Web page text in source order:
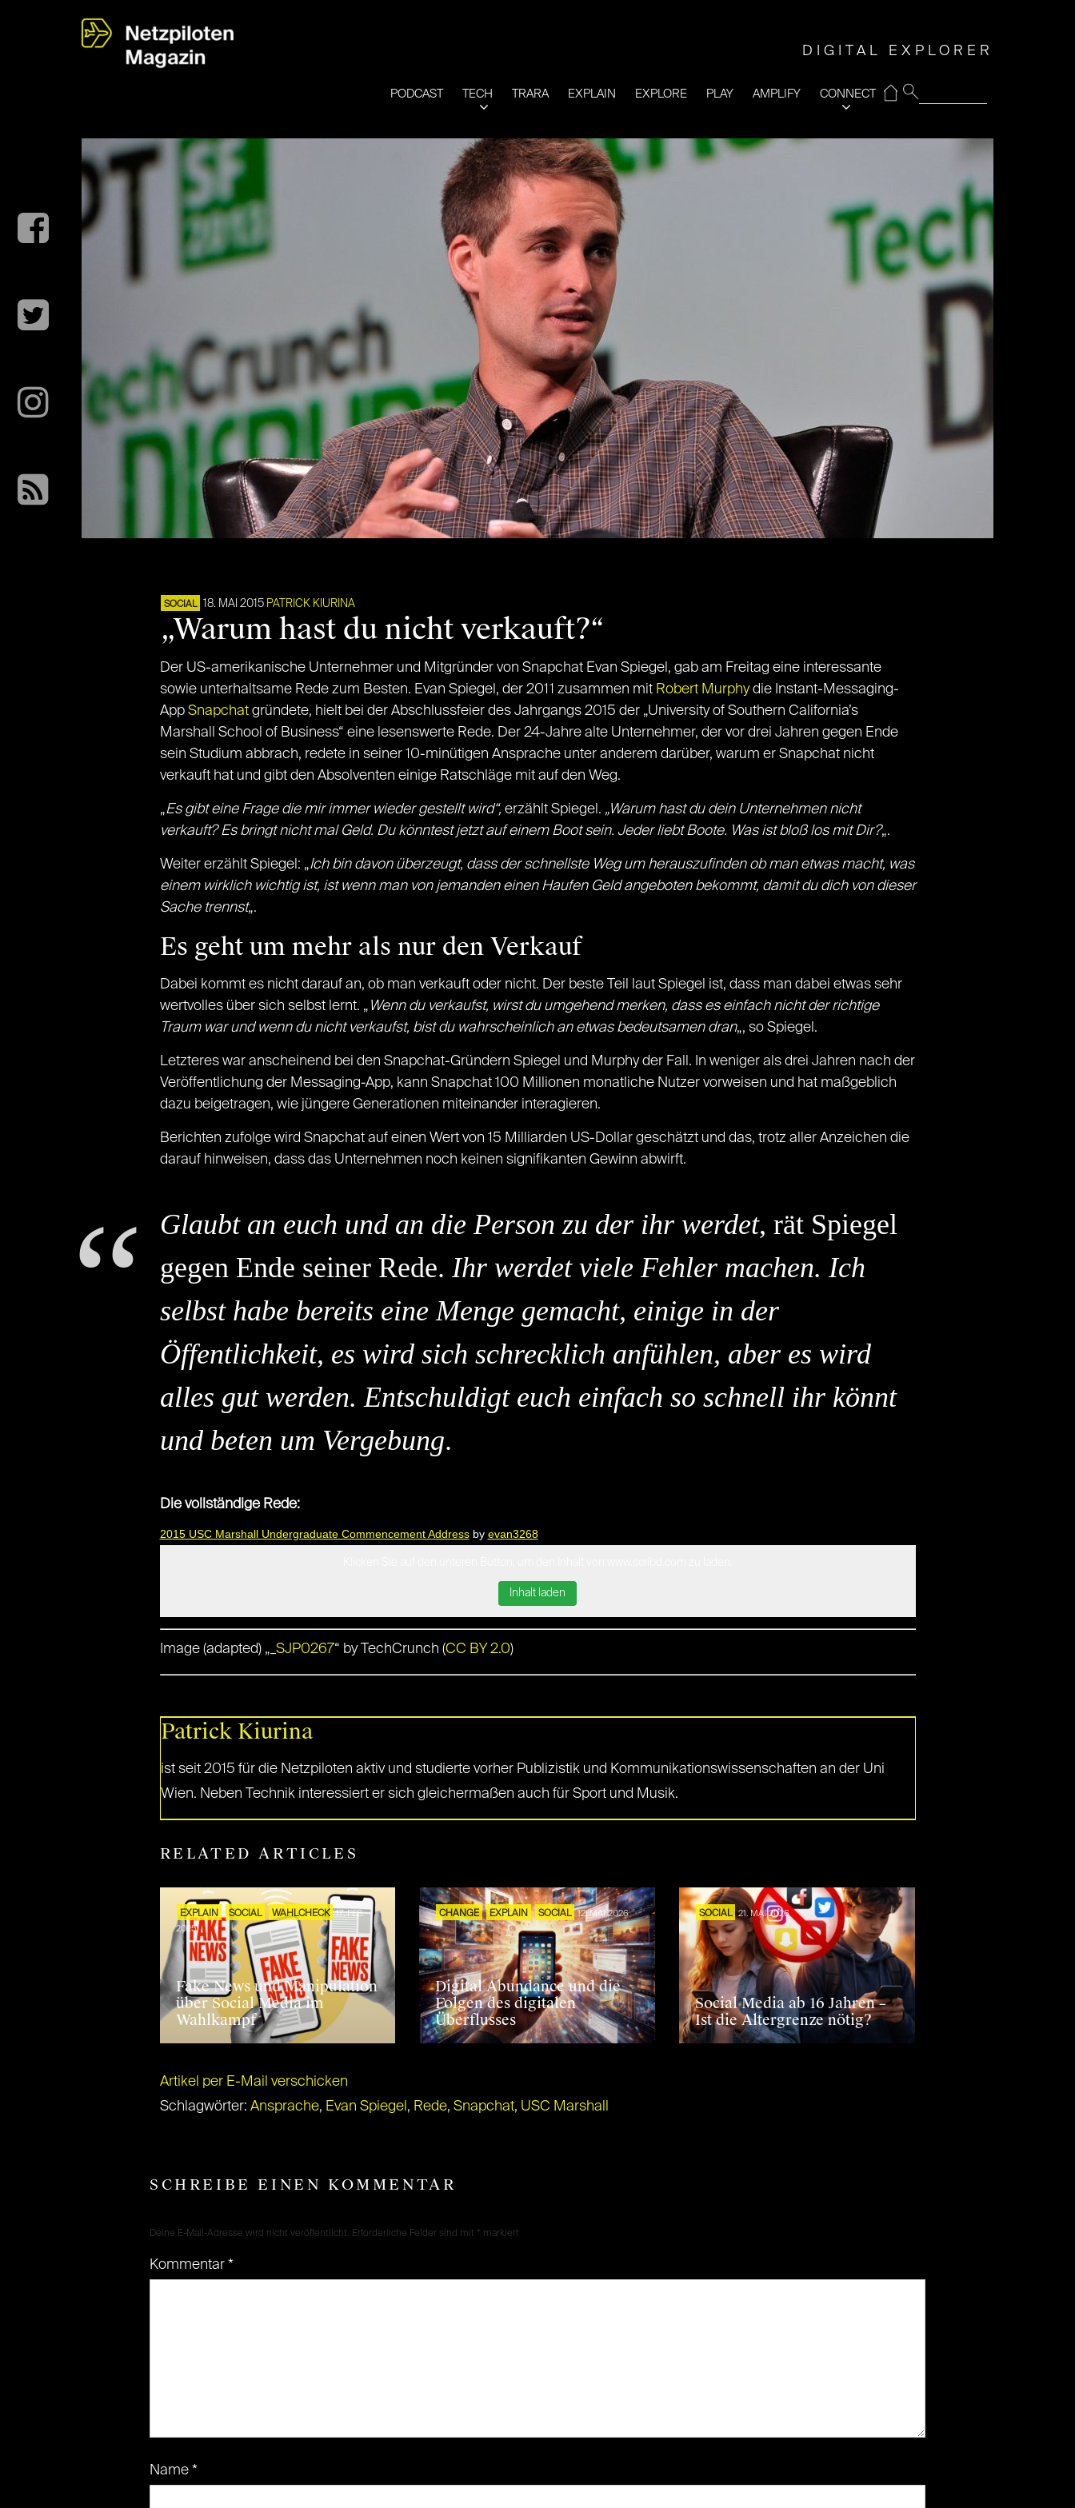
DIGITAL EXPLORER
PODCAST TECH TRARA EXPLAIN EXPLORE PLAY AMPLIFY CONNECT
⌂
SOCIAL 18. MAI 2015 PATRICK KIURINA
„Warum hast du nicht verkauft?“
Der US-amerikanische Unternehmer und Mitgründer von Snapchat Evan Spiegel, gab am Freitag eine interessante
sowie unterhaltsame Rede zum Besten. Evan Spiegel, der 2011 zusammen mit Robert Murphydie Instant-Messaging-
App Snapchat gründete, hielt bei der Abschlussfeier des Jahrgangs 2015 der „University of Southern California’s
Marshall School of Business“ eine lesenswerte Rede. Der 24-Jahre alte Unternehmer, der vor drei Jahren gegen Ende
sein Studium abbrach, redete in seiner 10-minütigen Ansprache unter anderem darüber, warum er Snapchat nicht
verkauft hat und gibt den Absolventen einige Ratschläge mit auf den Weg.
„Es gibt eine Frage die mir immer wieder gestellt wird“, erzählt Spiegel. „Warum hast du dein Unternehmen nicht
verkauft? Es bringt nicht mal Geld. Du könntest jetzt auf einem Boot sein. Jeder liebt Boote. Was ist bloß los mit Dir?„.
Weiter erzählt Spiegel: „Ich bin davon überzeugt, dass der schnellste Weg um herauszufinden ob man etwas macht, was
einem wirklich wichtig ist, ist wenn man von jemanden einen Haufen Geld angeboten bekommt, damit du dich von dieser
Sache trennst„.
Es geht um mehr als nur den Verkauf
Dabei kommt es nicht darauf an, ob man verkauft oder nicht. Der beste Teil laut Spiegel ist, dass man dabei etwas sehr
wertvolles über sich selbst lernt. „ Wenn du verkaufst, wirst du umgehend merken, dass es einfach nicht der richtige
Traum war und wenn du nicht verkaufst, bist du wahrscheinlich an etwas bedeutsamen dran„, so Spiegel.
Letzteres war anscheinend bei den Snapchat-Gründern Spiegel und Murphy der Fall. In weniger als drei Jahren nach der
Veröffentlichung der Messaging-App, kann Snapchat 100 Millionen monatliche Nutzer vorweisen und hat maßgeblich
dazu beigetragen, wie jüngere Generationen miteinander interagieren.
Berichten zufolge wird Snapchat auf einen Wert von 15 Milliarden US-Dollar geschätzt und das, trotz aller Anzeichen die
darauf hinweisen, dass das Unternehmen noch keinen signifikanten Gewinn abwirft.
Glaubt an euch und an die Person zu der ihr werdet, rät Spiegel
gegen Ende seiner Rede. Ihr werdet viele Fehler machen. Ich
selbst habe bereits eine Menge gemacht, einige in der
Öffentlichkeit, es wird sich schrecklich anfühlen, aber es wird
alles gut werden. Entschuldigt euch einfach so schnell ihr könnt
und beten um Vergebung.
Die vollständige Rede:
2015 USC Marshall Undergraduate Commencement Addressby evan3268
Inhalt laden
Image (adapted) „ _SJP0267“ by TechCrunch (CC BY 2.0)
Patrick Kiurina
ist seit 2015 für die Netzpiloten aktiv und studierte vorher Publizistik und Kommunikationswissenschaften an der Uni
Wien. Neben Technik interessiert er sich gleichermaßen auch für Sport und Musik.
RELATED ARTICLES
EXPLAIN SOCIAL WAHLCHECK
17. FEB.
2025
Fake News und Manipulation
über Social Media im
Wahlkampf
CHANGE EXPLAIN SOCIAL 12. MAI 2026
Digital Abundance und die
Folgen des digitalen
Überflusses
SOCIAL 21. MAI 2026
Social Media ab 16 Jahren –
Ist die Altergrenze nötig?
Artikel per E-Mail verschicken
Schlagwörter: Ansprache, Evan Spiegel , Rede, Snapchat, USC Marshall
SCHREIBE EINEN KOMMENTAR
Deine E-Mail-Adresse wird nicht veröffentlicht. Erforderliche Felder sind mit * markiert
Kommentar *
Name *